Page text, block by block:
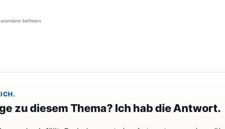
befreien
zu diesem Thema? Ich hab die Antwort.